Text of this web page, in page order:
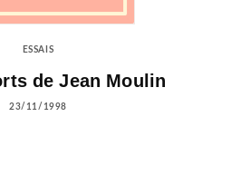
ESSAIS
de Jean Moulin
23/11/1998